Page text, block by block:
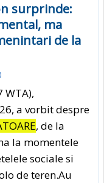
surprinde:
ma
de la
)
WTA),
a vorbit despre
, de la
la momentele
sociale si
de teren.Au